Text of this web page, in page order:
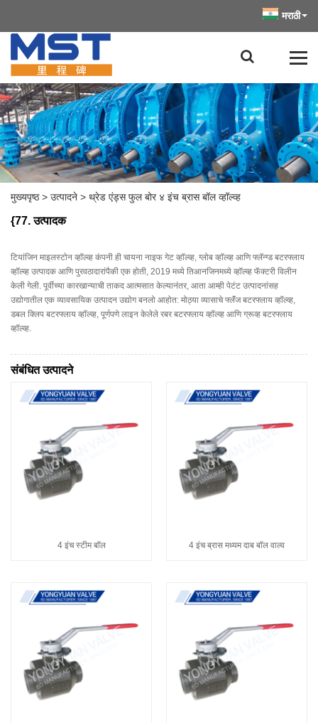
मराठी
मुख्यपृष्ठ > उत्पादने > थ्रेड एंड्स फुल बोर ४ इंच ब्रास बॉल व्हॉल्व्ह
{77. उत्पादक
टियांजिन माइलस्टोन व्हॉल्व्ह कंपनी ही चायना नाइफ गेट व्हॉल्व्ह, ग्लोब व्हॉल्व्ह आणि फ्लॅन्ग्ड बटरफ्लाय
व्हॉल्व्ह उत्पादक आणि पुरवठादारांपैकी एक होती, 2019 मध्ये तिआनजिनमध्ये व्हॉल्व्ह फॅक्टरी विलीन
केली गेली. पूर्वीच्या कारखान्याची ताकद आत्मसात केल्यानंतर, आता आम्ही पेटंट उत्पादनांसह
उद्योगातील एक व्यावसायिक उत्पादन उद्योग बनलो आहोत: मोठ्या व्यासाचे फ्लॅंज बटरफ्लाय व्हॉल्व्ह,
डबल क्लिप बटरफ्लाय व्हॉल्व्ह, पूर्णपणे लाइन केलेले रबर बटरफ्लाय व्हॉल्व्ह आणि ग्रूव्ह बटरफ्लाय
व्हॉल्व्ह.
संबंधित उत्पादने
4 इंच स्टीम बॉल 4 इंच ब्रास मध्यम दाब बॉल वाल्व